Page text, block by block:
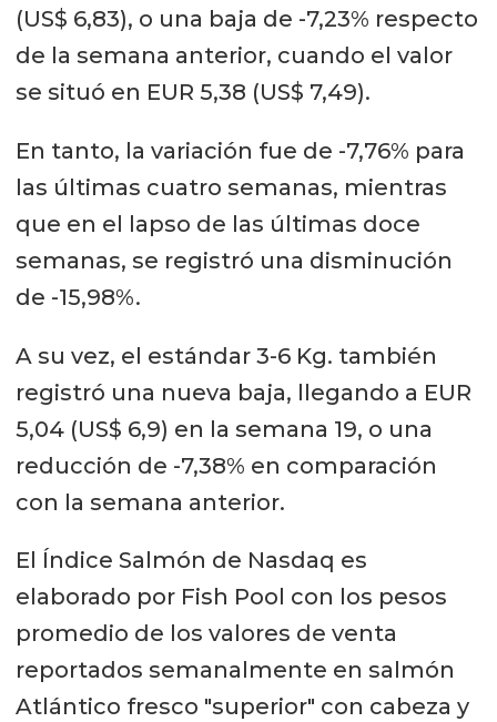
(US$ 6,83), o una baja de -7,23% respecto
de la semana anterior, cuando el valor
se situó en EUR 5,38 (US$ 7,49).
En tanto, la variación fue de -7,76% para
las últimas cuatro semanas, mientras
que en el lapso de las últimas doce
semanas, se registró una disminución
de -15,98%.
A su vez, el estándar 3-6 Kg. también
registró una nueva baja, llegando a EUR
5,04 (US$ 6,9) en la semana 19, o una
reducción de -7,38% en comparación
con la semana anterior.
El Índice Salmón de Nasdaq es
elaborado por Fish Pool con los pesos
promedio de los valores de venta
reportados semanalmente en salmón
Atlántico fresco "superior" con cabeza y